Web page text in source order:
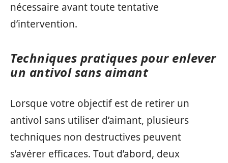
nécessaire avant toute tentative
d’intervention.
Techniques pratiques pour enlever
un antivol sans aimant
Lorsque votre objectif est de retirer un
antivol sans utiliser d’aimant, plusieurs
techniques non destructives peuvent
s’avérer efficaces. Tout d’abord, deux